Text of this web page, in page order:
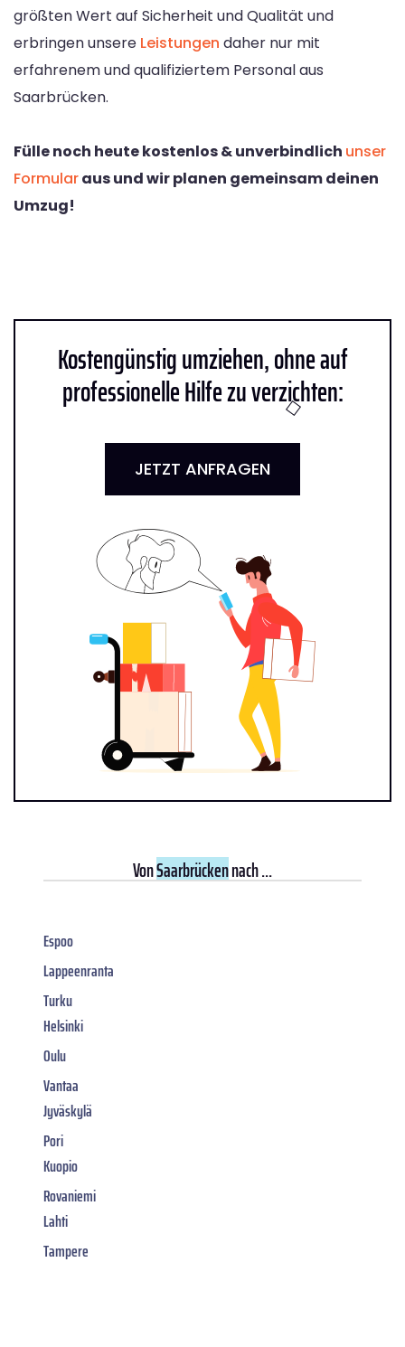
größten Wert auf Sicherheit und Qualität und
erbringen unsere Leistungen daher nur mit
erfahrenem und qualifiziertem Personal aus
Saarbrücken.
Fülle noch heute kostenlos & unverbindlich unser
Formularaus und wir planen gemeinsam deinen
Umzug!
Kostengünstig umziehen, ohne auf
professionelle Hilfe zu verzichten:
JETZT ANFRAGEN
VonSaarbrückennach ...
Espoo
Lappeenranta
Turku
Helsinki
Oulu
Vantaa
Jyväskylä
Pori
Kuopio
Rovaniemi
Lahti
Tampere